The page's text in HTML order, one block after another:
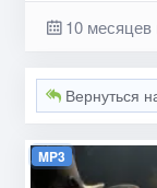
10 месяцев
Вернуться
MP3